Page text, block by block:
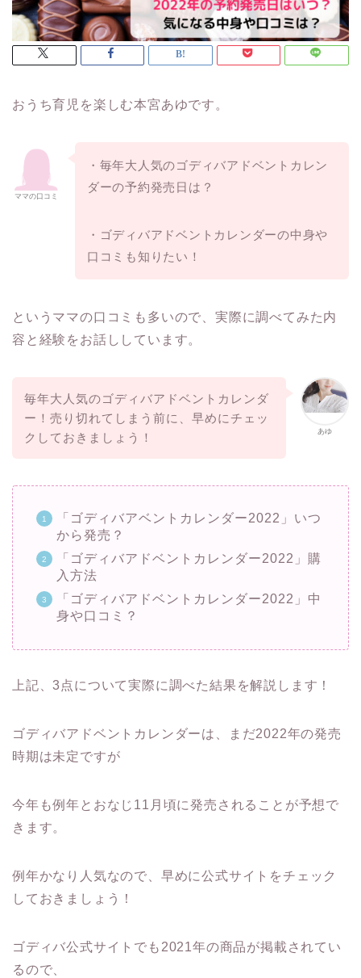
おうち育児を楽しむ本宮あゆです。
ママの口コミ
・毎年大人気のゴディバアドベントカレン
ダーの予約発売日は？
・ゴディバアドベントカレンダーの中身や
口コミも知りたい！
というママの口コミも多いので、実際に調べてみた内
容と経験をお話ししています。
あゆ
毎年大人気のゴディバアドベントカレンダ
ー！売り切れてしまう前に、早めにチェッ
クしておきましょう！
「ゴディバアベントカレンダー2022」いつ
から発売？
「ゴディバアドベントカレンダー2022」購
入方法
「ゴディバアドベントカレンダー2022」中
身や口コミ？
上記、3点について実際に調べた結果を解説します！
ゴディバアドベントカレンダーは、まだ2022年の発売
時期は未定ですが
今年も例年とおなじ11月頃に発売されることが予想で
きます。
例年かなり人気なので、早めに公式サイトをチェック
しておきましょう！
ゴディバ公式サイトでも2021年の商品が掲載されてい
るので、